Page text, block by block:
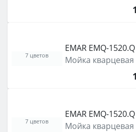
EMAR EMQ-
Мойка кварцевая
7 цветов
EMAR EMQ-
Мойка кварцевая
7 цветов